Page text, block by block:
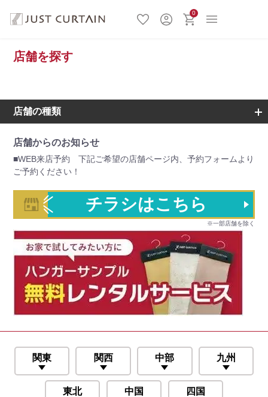
0
店舗を探す
店舗の種類
店舗からのお知らせ
■WEB来店予約 下記ご希望の店舗ページ内、予約フォームより
ご予約ください！
チラシはこちら
※一部店舗を除く
関東 関西 中部 九州
東北 中国 四国